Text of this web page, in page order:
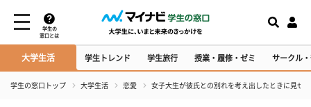
学生の
窓口とは
大学生活 学生トレンド 学生旅行 授業・履修・ゼミ サークル
学生の窓口トップ 大学生活 恋愛 女子大生が彼氏との別れを考え出したときに見せ